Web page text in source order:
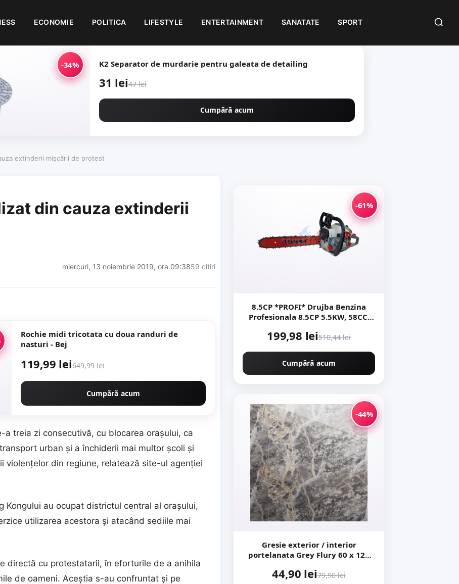
ECONOMIE POLITICA LIFESTYLE ENTERTAINMENT SANATATE SPORT
-34% K2 Separator de murdarie pentru galeata de detailing
31 lei47 lei
Cumpără acum
extinderii mișcării de protest
din cauza extinderii
miercuri, 13 noiembrie 2019, ora 09:3859 citiri
Rochie midi tricotata cu doua randuri de
nasturi - Bej
119,99 lei649,99 lei
Cumpără acum
a treia zi consecutivă, cu blocarea orașului, ca
urban și a închiderii mai multor școli și
violențelor din regiune, relatează site-ul agenției
Kongului au ocupat districtul central al orașului,
utilizarea acestora și atacând sediile mai
directă cu protestatarii, în eforturile de a anihila
de oameni. Aceștia s-au confruntat și pe
-61%
8.5CP *PROFI* Drujba Benzina
Profesionala 8.5CP 5.5KW, 58CC,
Generation, Motoyama Japan
199,98 lei510,44 lei
Cumpără acum
-44%
Gresie exterior / interior
portelanata Grey Flury 60 x 120
marmura
44,90 lei79,90 lei